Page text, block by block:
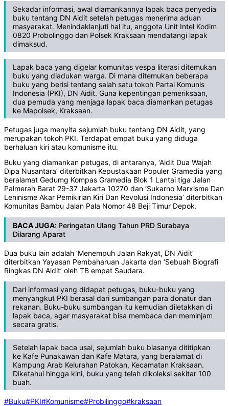
Sekadar informasi, awal diamankannya lapak baca penyedia
buku tentang DN Aidit setelah petugas menerima aduan
masyarakat. Menindaklanjuti hal itu, anggota Unit Intel Kodim
0820 Probolinggo dan Polsek Kraksaan mendatangi lapak
dimaksud.
Lapak baca yang digelar komunitas vespa literasi ditemukan
buku yang diadukan warga. Di mana ditemukan beberapa
buku yang berisi tentang salah satu tokoh Partai Komunis
Indonesia (PKI), DN Aidit. Guna kepentingan pemeriksaan,
dua pemuda yang menjaga lapak baca diamankan petugas
ke Mapolsek, Kraksaan.
Petugas juga menyita sejumlah buku tentang DN Aidit, yang
merupakan tokoh PKI. Terdapat empat buku yang diduga
berhaluan kiri atau komunisme itu.
Buku yang diamankan petugas, di antaranya, ‘Aidit Dua Wajah
Dipa Nusantara’ diterbitkan Kepustakaan Populer Gramedia yang
beralamat Gedumg Kompas Gramedia Blok 1 Lantai tiga Jalan
Palmerah Barat 29-37 Jakarta 10270 dan ‘Sukarno Marxisme Dan
Leninisme Akar Pemikirian Kiri Dan Revolusi Indonesia’ diterbitkan
Komunitas Bambu Jalan Pala Nomor 48 Beji Timur Depok.
BACA JUGA: Peringatan Ulang Tahun PRD Surabaya
Dilarang Aparat
Dua buku lain adalah ‘Menempuh Jalan Rakyat, DN Aidit’
diterbitkan Yayasan Pembaharuan Jakarta dan ‘Sebuah Biografi
Ringkas DN Aidit’ oleh TB empat Saudara.
Dari informasi yang didapat petugas, buku-buku yang
menyangkut PKI berasal dari sumbangan para donatur dan
rekanan. Buku-buku sumbangan itu kemudian diletakkan di
lapak baca, agar masyarakat bisa membaca dan meminjam
secara gratis.
Setelah lapak baca usai, sejumlah buku biasanya dititipkan
ke Kafe Punakawan dan Kafe Matara, yang beralamat di
Kampung Arab Kelurahan Patokan, Kecamatan Kraksaan.
Diketahui hingga kini, buku yang telah dikoleksi sekitar 100
buah.
#Buku#PKI#Komunisme#Probilinggo#kraksaan